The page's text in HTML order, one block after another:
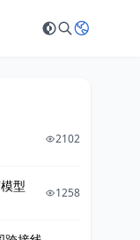
2102
型 1258